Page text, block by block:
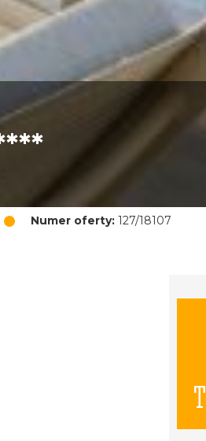
Numer oferty:127/18107